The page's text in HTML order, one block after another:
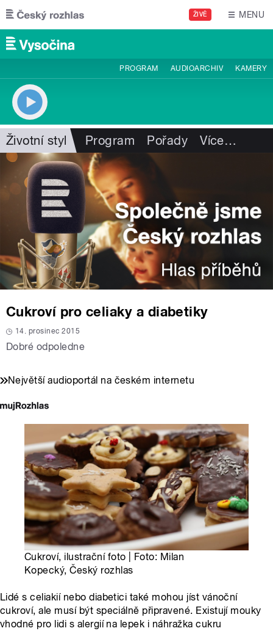
Přejít k hlavnímu obsahu
ŽIVĚ MENU
PROGRAM AUDIOARCHIV KAMERY
Životní styl Program Pořady Více…
Cukroví pro celiaky a diabetiky
14. prosinec 2015
Dobré odpoledne
Největší audioportál na českém internetu
Cukroví, ilustrační foto | Foto: Milan
Kopecký, Český rozhlas
Lidé s celiakií nebo diabetici také mohou jíst vánoční
cukroví, ale musí být speciálně připravené. Existují mouky
vhodné pro lidi s alergií na lepek i náhražka cukru